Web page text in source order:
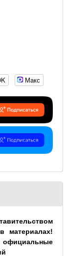
Макс
материалах!
официальные